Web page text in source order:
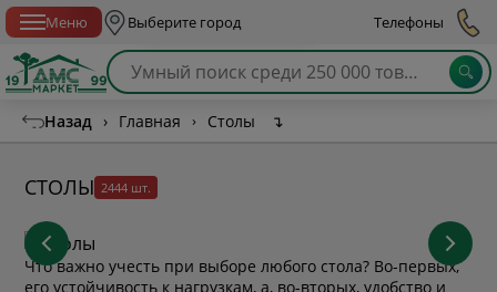
Меню Выберите город Телефоны
Назад › Главная › Столы ↴
СТОЛЫ 2444 шт.
Что важно учесть при выборе любого стола? Во-первых,
его устойчивость к нагрузкам, а, во-вторых, удобство и